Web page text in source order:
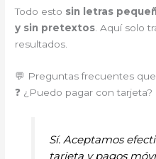
Todo esto sin letras
y sin pretextos . Aquí solo
resultados.
💬 Preguntas frecuentes
❓ ¿Puedo pagar con tarjeta?
Sí. Aceptamos
tarjeta y pagos